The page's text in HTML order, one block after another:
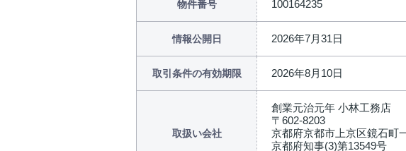
物件番号 100164235
情報公開日 2026年7月31日
取引条件の有効期限 2026年8月10日
取扱い会社
創業元治元年 小林工務店
〒602-8203
京都府京都市上京区鏡石町
京都府知事(3)第13549号